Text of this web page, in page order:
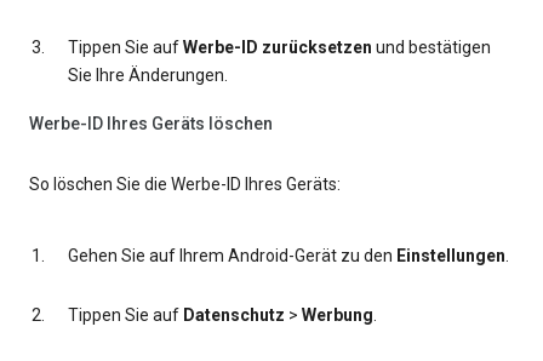
Tippen Sie aufWerbe-ID zurücksetzen und bestätigen
Sie Ihre Änderungen.
Werbe-ID Ihres Geräts löschen
So löschen Sie die Werbe-ID Ihres Geräts:
Gehen Sie auf Ihrem Android-Gerät zu den Einstellungen.
Tippen Sie auf Datenschutz > Werbung.